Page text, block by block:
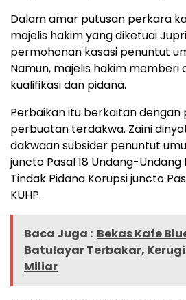
Dalam amar putusan perkara
majelis hakim yang diketuai
permohonan kasasi penuntut
Namun, majelis hakim
kualifikasi dan pidana.
Perbaikan itu berkaitan
perbuatan terdakwa. Zaini
dakwaan subsider penuntut
juncto Pasal 18 Undang-
Tindak Pidana Korupsi juncto
KUHP.
Baca Juga : Bekas Kafe
Batulayar Terbakar,
Miliar